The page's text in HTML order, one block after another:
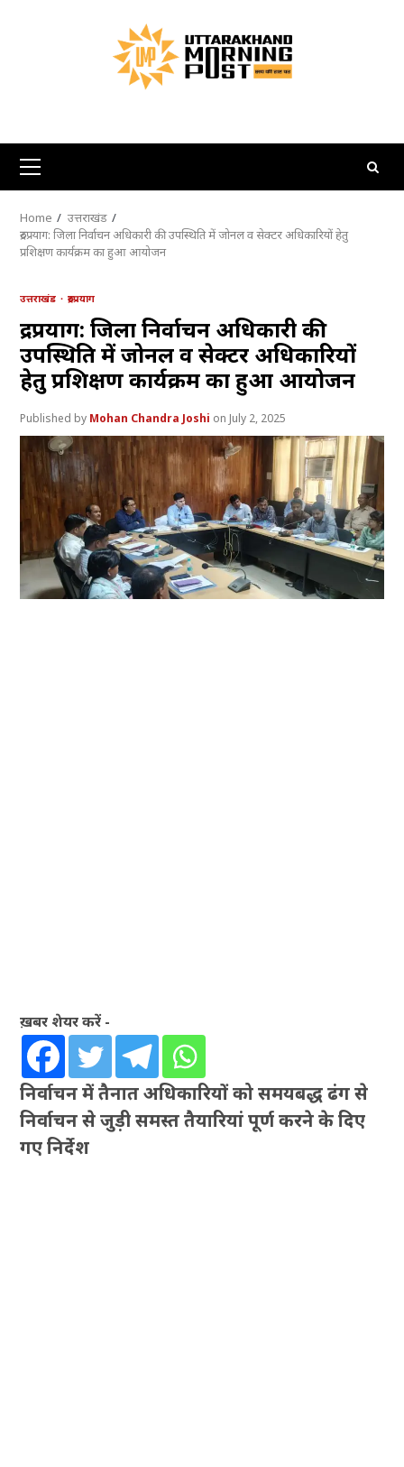
Primary
Menu
Home
उत्तराखंड
रुद्रप्रयाग: जिला निर्वाचन अधिकारी की उपस्थिति में जोनल व सेक्टर अधिकारियों हेतु
प्रशिक्षण कार्यक्रम का हुआ आयोजन
उत्तराखंड रुद्रप्रयाग
रुद्रप्रयाग: जिला निर्वाचन अधिकारी की
उपस्थिति में जोनल व सेक्टर अधिकारियों
हेतु प्रशिक्षण कार्यक्रम का हुआ आयोजन
Mohan Chandra Joshi July 2, 2025
ख़बर शेयर करें -
निर्वाचन में तैनात अधिकारियों को समयबद्ध ढंग से
निर्वाचन से जुड़ी समस्त तैयारियां पूर्ण करने के दिए
गए निर्देश